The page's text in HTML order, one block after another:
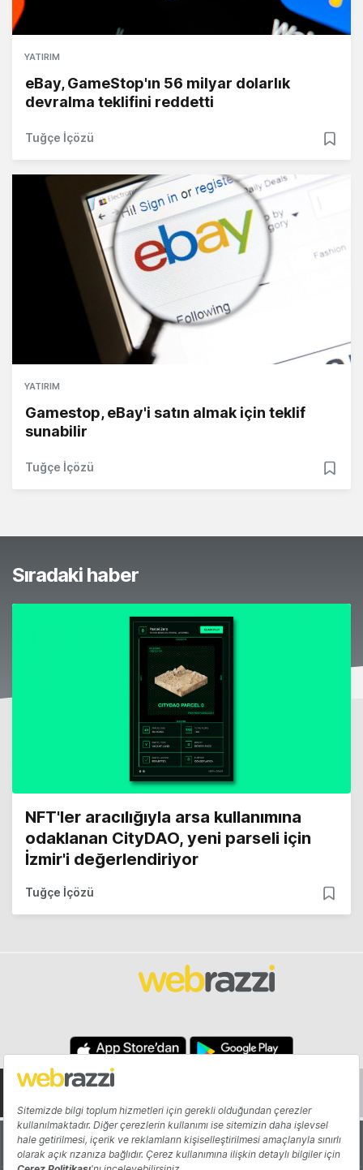
YATIRIM
eBay, GameStop'ın 56 milyar dolarlık
devralma teklifini reddetti
Tuğçe İçözü
YATIRIM
Gamestop, eBay'i satın almak için teklif
sunabilir
Tuğçe İçözü
Sıradaki haber
NFT'ler aracılığıyla arsa kullanımına
odaklanan CityDAO, yeni parseli için
İzmir'i değerlendiriyor
Tuğçe İçözü
Hakkında Yazarlar